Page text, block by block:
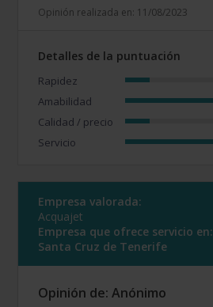
Opinión realizada en: 11/08/2023
Detalles de la puntuación
Rapidez
Amabilidad
Calidad / precio
Servicio
Empresa valorada:
Acquajet
Empresa que ofrece servicio en:
Santa Cruz de Tenerife
Opinión de: Anónimo